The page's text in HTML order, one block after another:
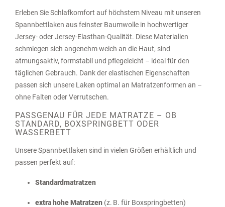
Erleben Sie Schlafkomfort auf höchstem Niveau mit unseren
Spannbettlaken aus feinster Baumwolle in hochwertiger
Jersey- oder Jersey-Elasthan-Qualität. Diese Materialien
schmiegen sich angenehm weich an die Haut, sind
atmungsaktiv, formstabil und pflegeleicht – ideal für den
täglichen Gebrauch. Dank der elastischen Eigenschaften
passen sich unsere Laken optimal an Matratzenformen an –
ohne Falten oder Verrutschen.
PASSGENAU FÜR JEDE MATRATZE – OB
STANDARD, BOXSPRINGBETT ODER
WASSERBETT
Unsere Spannbettlaken sind in vielen Größen erhältlich und
passen perfekt auf:
Standardmatratzen
extra hohe Matratzen (z. B. für Boxspringbetten)